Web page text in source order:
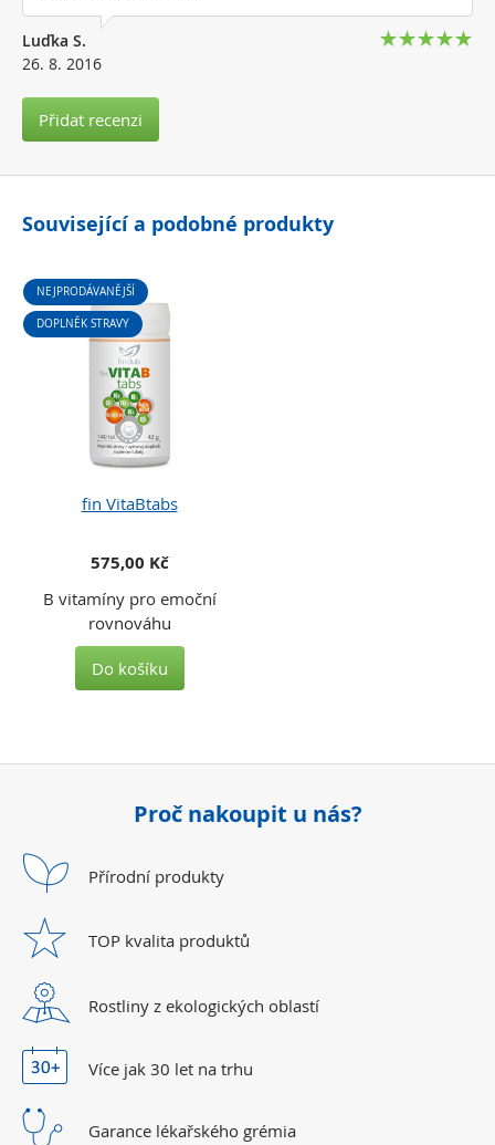
Luďka S.
26. 8. 2016
Přidat recenzi
Související a podobné produkty
fin VitaBtabs
NEJPRODÁVANĚJŠÍ
DOPLNĚK STRAVY
575,00 Kč
B vitamíny pro emoční
rovnováhu
Do košíku
Proč nakoupit u nás?
Přírodní produkty
TOP kvalita produktů
Rostliny z ekologických oblastí
Více jak 30 let na trhu
Garance lékařského grémia